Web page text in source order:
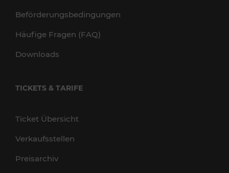
Beförderungsbedingungen
Häufige Fragen (FAQ)
Downloads
TICKETS & TARIFE
Ticket Übersicht
Verkaufsstellen
Preisarchiv